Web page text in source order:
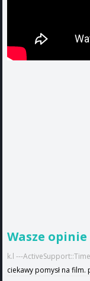
Wasze opinie
k.l ---
ciekawy pomysł na film.